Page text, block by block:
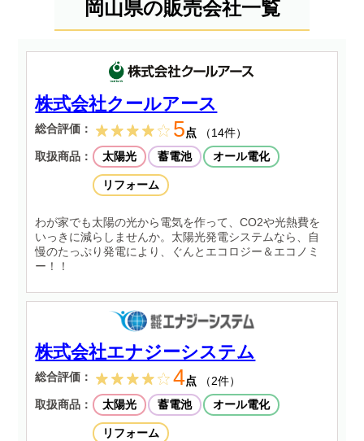
岡山県の販売会社一覧
株式会社クールアース
総合評価： 5点
（14件）
取扱商品：
太陽光 蓄電池 オール電化
リフォーム
わが家でも太陽の光から電気を作って、CO2や光熱費を
いっきに減らしませんか。太陽光発電システムなら、自
慢のたっぷり発電により、ぐんとエコロジー＆エコノミ
ー！！
株式会社エナジーシステム
総合評価： 4点
（2件）
取扱商品：
太陽光 蓄電池 オール電化
リフォーム